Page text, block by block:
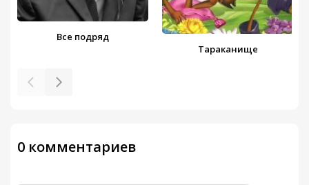
Все подряд
Тараканище
0 комментариев